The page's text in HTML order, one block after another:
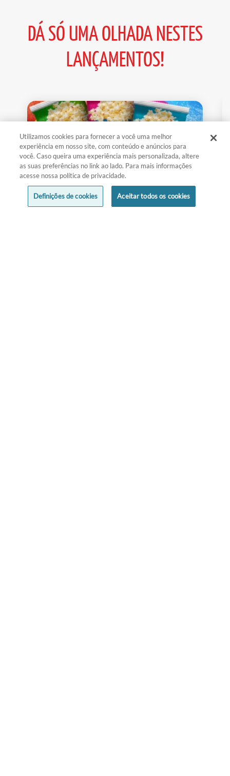
DÁ SÓ UMA OLHADA NESTES
LANÇAMENTOS!
Utilizamos cookies para fornecer a você uma melhor
experiência em nosso site, com conteúdo e anúncios para
você. Caso queira uma experiência mais personalizada, altere
as suas preferências no link ao lado. Para mais informações
acesse nossa política de privacidade.
Definições de cookies Aceitar todos os cookies